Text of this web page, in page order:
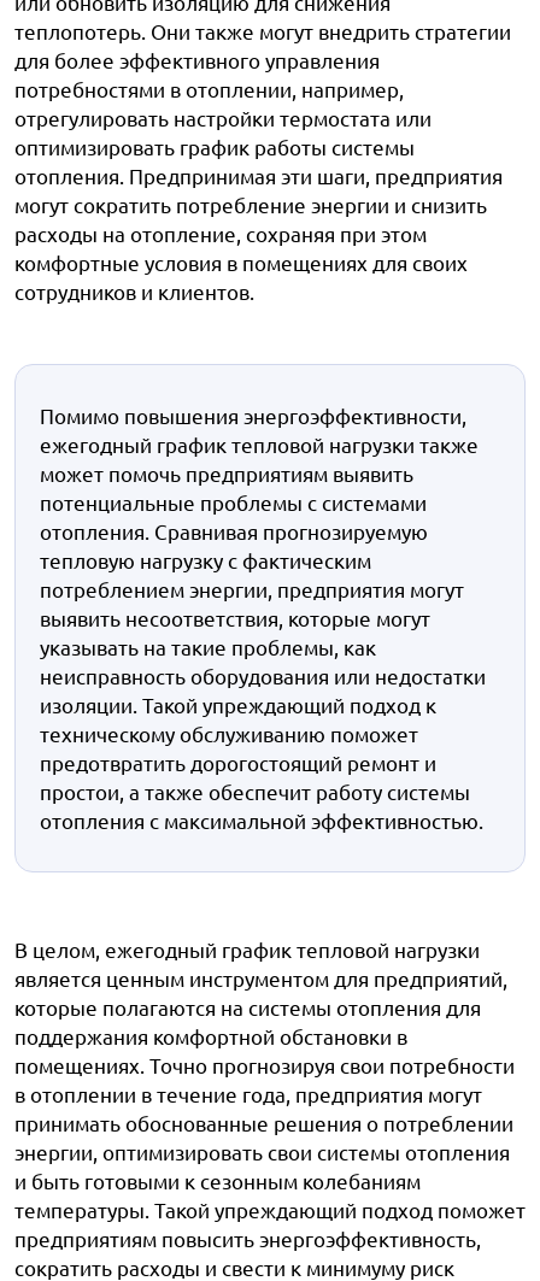
теплопотерь. Они также могут внедрить стратегии
для более эффективного управления
потребностями в отоплении, например,
отрегулировать настройки термостата или
оптимизировать график работы системы
отопления. Предпринимая эти шаги, предприятия
могут сократить потребление энергии и снизить
расходы на отопление, сохраняя при этом
комфортные условия в помещениях для своих
сотрудников и клиентов.
Помимо повышения энергоэффективности,
ежегодный график тепловой нагрузки также
может помочь предприятиям выявить
потенциальные проблемы с системами
отопления. Сравнивая прогнозируемую
тепловую нагрузку с фактическим
потреблением энергии, предприятия могут
выявить несоответствия, которые могут
указывать на такие проблемы, как
неисправность оборудования или недостатки
изоляции. Такой упреждающий подход к
техническому обслуживанию поможет
предотвратить дорогостоящий ремонт и
простои, а также обеспечит работу системы
отопления с максимальной эффективностью.
В целом, ежегодный график тепловой нагрузки
является ценным инструментом для предприятий,
которые полагаются на системы отопления для
поддержания комфортной обстановки в
помещениях. Точно прогнозируя свои потребности
в отоплении в течение года, предприятия могут
принимать обоснованные решения о потреблении
энергии, оптимизировать свои системы отопления
и быть готовыми к сезонным колебаниям
температуры. Такой упреждающий подход поможет
предприятиям повысить энергоэффективность,
сократить расходы и свести к минимуму риск